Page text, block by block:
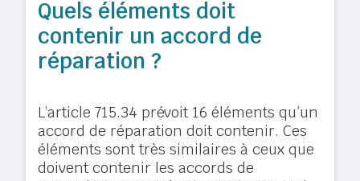
Quels éléments doit
contenir un accord de
réparation ?
L’article 715.34 prévoit 16 éléments qu’un
accord de réparation doit contenir. Ces
éléments sont très similaires à ceux que
doivent contenir les accords de